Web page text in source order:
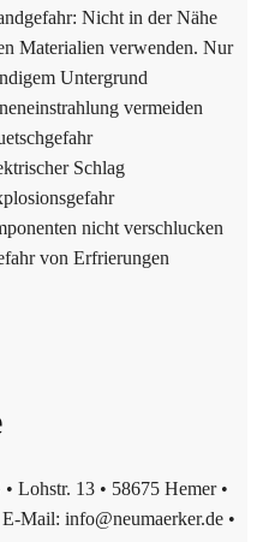
Nicht in der Nähe
Materialien verwenden. Nur
Untergrund
vermeiden
Schlag
nicht verschlucken
von Erfrierungen
Lohstr. 13 • 58675 Hemer •
Mail: info@neumaerker.de •